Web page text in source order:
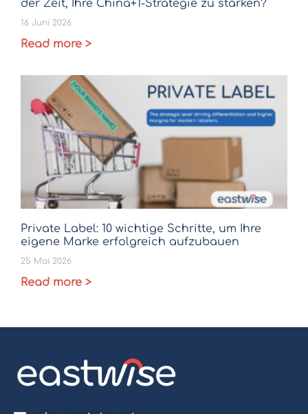
der Zeit, Ihre China+1-Strategie zu stärken?
16 Juni 2026
Read more >
Private Label: 10 wichtige Schritte, um Ihre
eigene Marke erfolgreich aufzubauen
25 Mai 2026
Read more >